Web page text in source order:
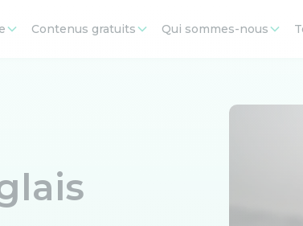
Contenus gratuits Qui sommes-nous